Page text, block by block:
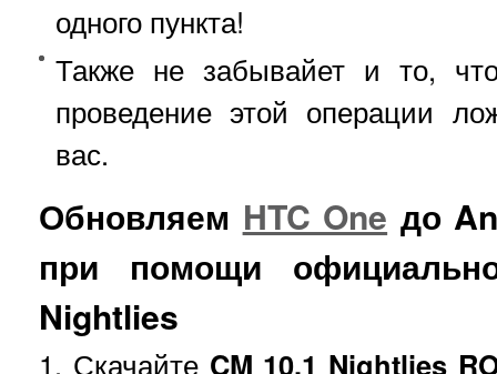
одного пункта!
Также не забывайет и то,
проведение этой операции
вас.
Обновляем HTC One до
при помощи
Nightlies
1. Скачайте CM 10.1 Nightlies